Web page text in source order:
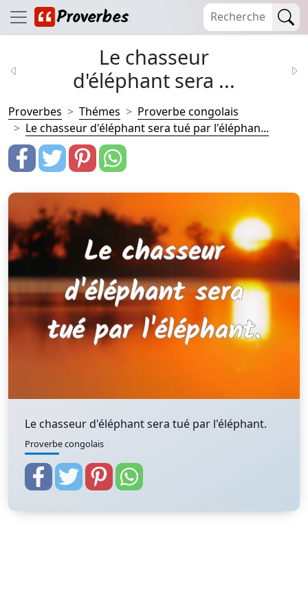
Le chasseur
d'éléphant sera ...
Proverbes Thémes
Proverbe congolais
Le chasseur d'éléphant sera tué par l'éléphan...
Le chasseur d'éléphant sera tué par l'éléphant.
Proverbe congolais